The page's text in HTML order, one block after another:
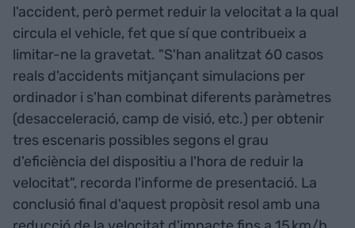
l'accident, però permet reduir la velocitat a la qual
circula el vehicle, fet que sí que contribueix a
limitar-ne la gravetat. "S'han analitzat 60 casos
reals d'accidents mitjançant simulacions per
ordinador i s'han combinat diferents paràmetres
(desacceleració, camp de visió, etc.) per obtenir
tres escenaris possibles segons el grau
d'eficiència del dispositiu a l'hora de reduir la
velocitat", recorda l'informe de presentació. La
conclusió final d'aquest propòsit resol amb una